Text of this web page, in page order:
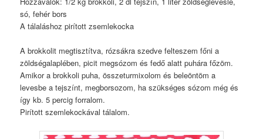
só, fehér bors
A tálaláshoz pirított zsemlekocka
A brokkolit megtisztítva, rózsákra szedve felteszem főni a
zöldségalaplében, picit megsózom és fedő alatt puhára főzöm.
Amikor a brokkoli puha, összeturmixolom és beleöntöm a
levesbe a tejszínt, megborsozom, ha szükséges sózom még és
így kb. 5 percig forralom.
Pirított szemlekockával tálalom.